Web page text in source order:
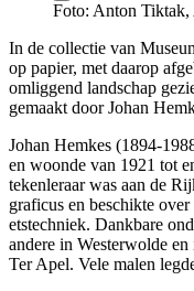
Foto: Anton
In de collectie van
op papier, met daarop
omliggend landschap
gemaakt door Johan
Johan Hemkes (1894-
en woonde van 1921 tot
tekenleraar was aan de
graficus en beschikte
etstechniek. Dankbare
andere in Westerwolde
Ter Apel. Vele malen